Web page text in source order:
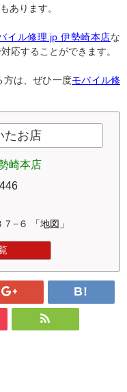
あります。
イル修理.jp 伊勢崎本店な
応することができます。
方は、ぜひ一度モバイル修
たお店
崎本店
−６
「地図」